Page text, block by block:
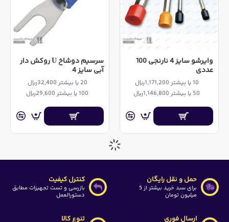
وایرشو سایز 4 نارنجی 100
عددی
10 یا بیشتر 1,171,200ریال
50 یا بیشتر 1,146,800ریال
سرسیم دوشاخ U روکش دار
آبی سایز 4
20 یا بیشتر 32,400ریال
100 یا بیشتر 29,600ریال
حمل و نقل رایگان
برای سبد خرید بیشتر از 5
میلیون تومان
کنترل کیفیت
بازرسی و تست تجهیزات مطابق
دستورالعمل
ارسال فوری تنوع کالا